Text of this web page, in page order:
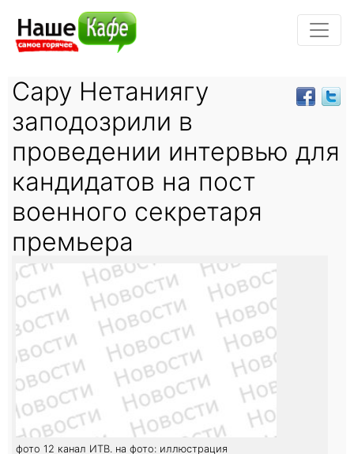
Сару Нетаниягу
заподозрили в
проведении интервью для
кандидатов на пост
военного секретаря
премьера
фото 12 канал ИТВ. на фото: иллюстрация